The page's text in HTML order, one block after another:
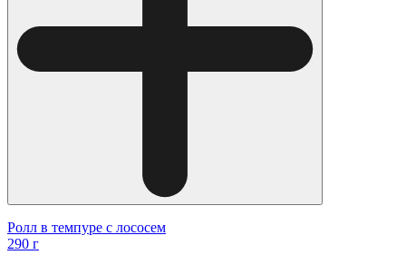
Ролл в темпуре с лососем
290 г